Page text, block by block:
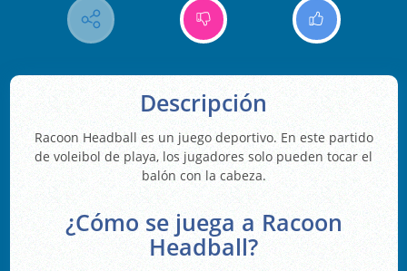
Descripción
Racoon Headball es un juego deportivo. En este partido
de voleibol de playa, los jugadores solo pueden tocar el
balón con la cabeza.
¿Cómo se juega a Racoon
Headball?